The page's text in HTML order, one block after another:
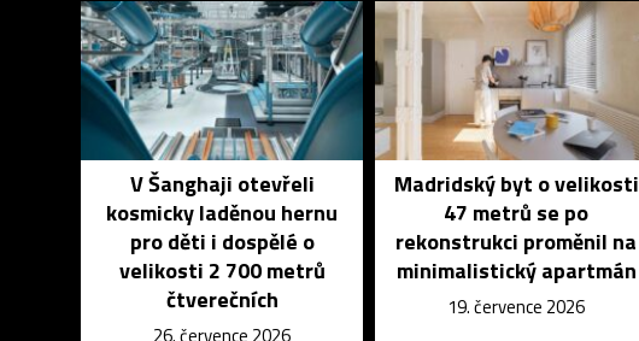
V Šanghaji otevřeli
kosmicky laděnou hernu
pro děti i dospělé o
velikosti 2 700 metrů
čtverečních
Madridský byt o velikosti
47 metrů se po
rekonstrukci proměnil na
minimalistický apartmán
19. července 2026